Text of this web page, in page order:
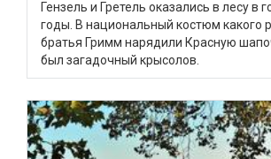
Гензель и Гретель оказались в лесу в
годы. В национальный костюм какого
братья Гримм нарядили Красную
был загадочный крысолов.